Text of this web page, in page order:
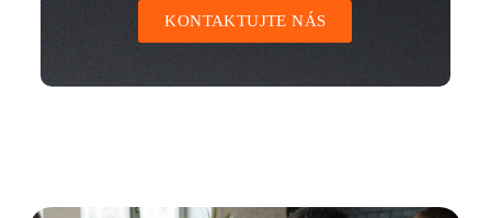
KONTAKTUJTE NÁS